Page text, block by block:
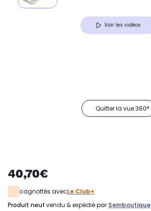
Voir les vidéos
Quitter la vue 360°
40,70€
cagnottés avecLe Club+
produit neuf vendu & expédié par Semboutique